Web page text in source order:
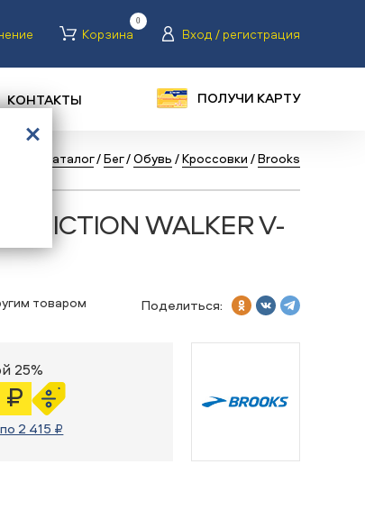
Корзина
0
Вход / регистрация
КОНТАКТЫ ПОЛУЧИ КАРТУ
Каталог/Бег/Обувь /Кроссовки /Brooks
WALKER V-
товаром Поделиться:
25%
₽
2 415 ₽